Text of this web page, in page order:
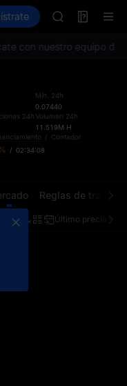
InformaciónSKYAI
SPCX sube
SKYAI
Suscripción
SPCX sube
con nuestro equipo de
24h
Mín. 24h
0.07440
Volumen 24h
11.519M H
/ Contador
/ 02:34:07
Reglas de trading
Último precio